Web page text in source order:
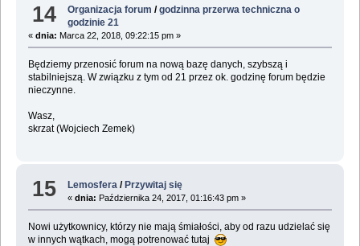
14 Organizacja forum /godzinna przerwa techniczna o
godzinie 21
« dnia: Marca 22, 2018, 09:22:15 pm »
Będziemy przenosić forum na nową bazę danych, szybszą i
stabilniejszą. W związku z tym od 21 przez ok. godzinę forum będzie
nieczynne.
Wasz,
skrzat (Wojciech Zemek)
15 Lemosfera /Przywitaj się
«dnia: Października 24, 2017, 01:16:43 pm »
Nowi użytkownicy, którzy nie mają śmiałości, aby od razu udzielać się
w innych wątkach, mogą potrenować tutaj